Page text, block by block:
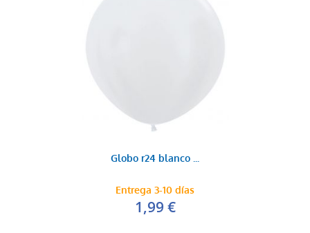
Globo r24 blanco ...
Entrega 3-10 días
1,99 €